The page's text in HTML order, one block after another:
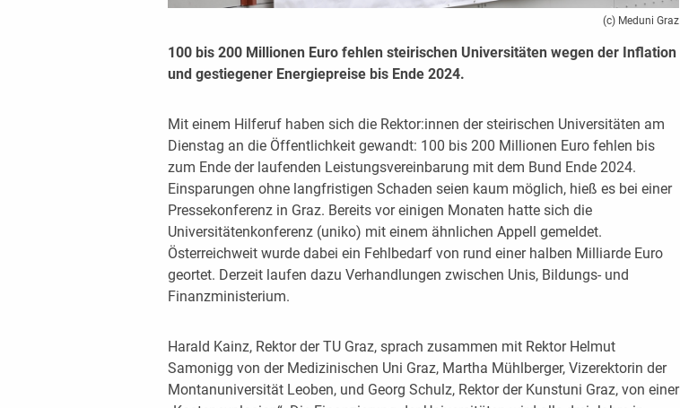
(c) Meduni Graz
100 bis 200 Millionen Euro fehlen steirischen Universitäten wegen der Inflation
und gestiegener Energiepreise bis Ende 2024.
Mit einem Hilferuf haben sich die Rektor:innen der steirischen Universitäten am
Dienstag an die Öffentlichkeit gewandt: 100 bis 200 Millionen Euro fehlen bis
zum Ende der laufenden Leistungsvereinbarung mit dem Bund Ende 2024.
Einsparungen ohne langfristigen Schaden seien kaum möglich, hieß es bei einer
Pressekonferenz in Graz. Bereits vor einigen Monaten hatte sich die
Universitätenkonferenz (uniko) mit einem ähnlichen Appell gemeldet.
Österreichweit wurde dabei ein Fehlbedarf von rund einer halben Milliarde Euro
geortet. Derzeit laufen dazu Verhandlungen zwischen Unis, Bildungs- und
Finanzministerium.
Harald Kainz, Rektor der TU Graz, sprach zusammen mit Rektor Helmut
Samonigg von der Medizinischen Uni Graz, Martha Mühlberger, Vizerektorin der
Montanuniversität Leoben, und Georg Schulz, Rektor der Kunstuni Graz, von einer